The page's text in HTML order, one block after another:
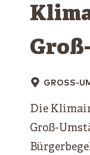
GROSS-
Die
Groß-